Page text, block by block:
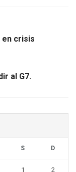
en crisis
al G7.
S D
1 2